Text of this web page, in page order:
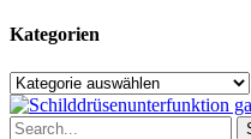
Kategorien
Kategorien